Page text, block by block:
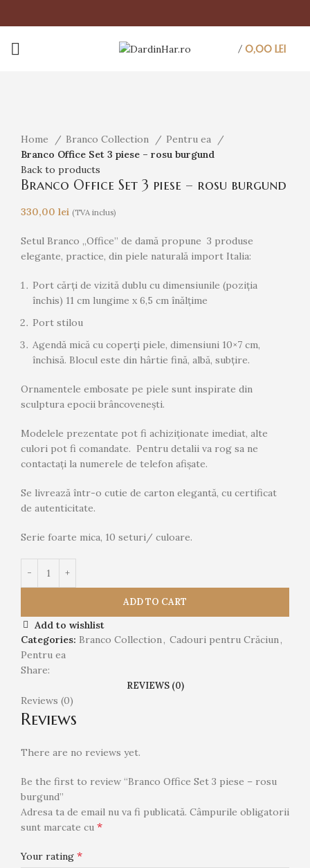
/ 0,00 LEI
Home
Branco Collection
Pentru ea
Branco Office Set 3 piese – rosu burgund
Back to products
Branco Office Set 3 piese – rosu burgund
330,00 lei (TVA inclus)
Setul Branco „Office” de damă propune 3 produse
elegante, practice, din piele naturală import Italia:
Port cărți de vizită dublu cu dimensiunile (poziția
închis) 11 cm lungime x 6,5 cm înălțime
Port stilou
Agendă mică cu coperți piele, dimensiuni 10×7 cm,
închisă. Blocul este din hârtie fină, albă, subțire.
Ornamentele embosate pe piele sunt inspirate din
sculptura epocii brâncovenești.
Modelele prezentate pot fi achiziționate imediat, alte
culori pot fi comandate. Pentru detalii va rog sa ne
contactați la numerele de telefon afișate.
Se livrează într-o cutie de carton elegantă, cu certificat
de autenticitate.
Serie foarte mica, 10 seturi/ culoare.
ADD TO CART
Add to wishlist
Categories: Branco Collection , Cadouri pentru Crăciun ,
Pentru ea
Share:
REVIEWS (0)
Reviews (0)
Reviews
There are no reviews yet.
Be the first to review “Branco Office Set 3 piese – rosu
burgund”
Adresa ta de email nu va fi publicată. Câmpurile obligatorii
sunt marcate cu *
Your rating *